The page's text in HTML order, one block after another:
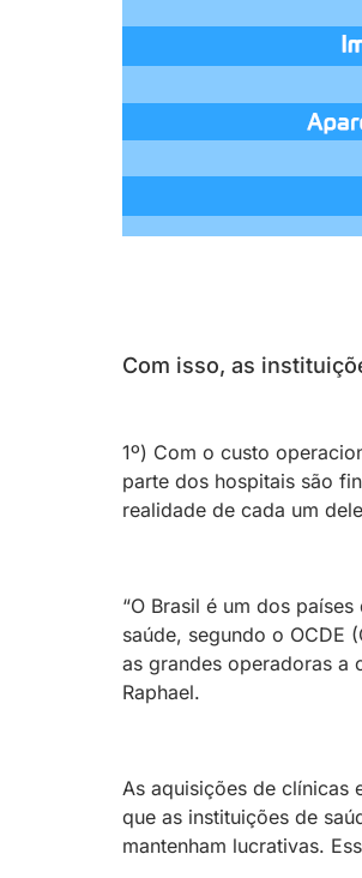
Com isso, as
1º) Com o custo
parte dos hospitais são
realidade de cada um
“O Brasil é um dos
saúde, segundo o OCDE
as grandes operadoras a
Raphael.
As aquisições de clínicas
que as instituições de
mantenham lucrativas.